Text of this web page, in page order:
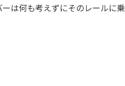
は何も考えずにそのレールに乗